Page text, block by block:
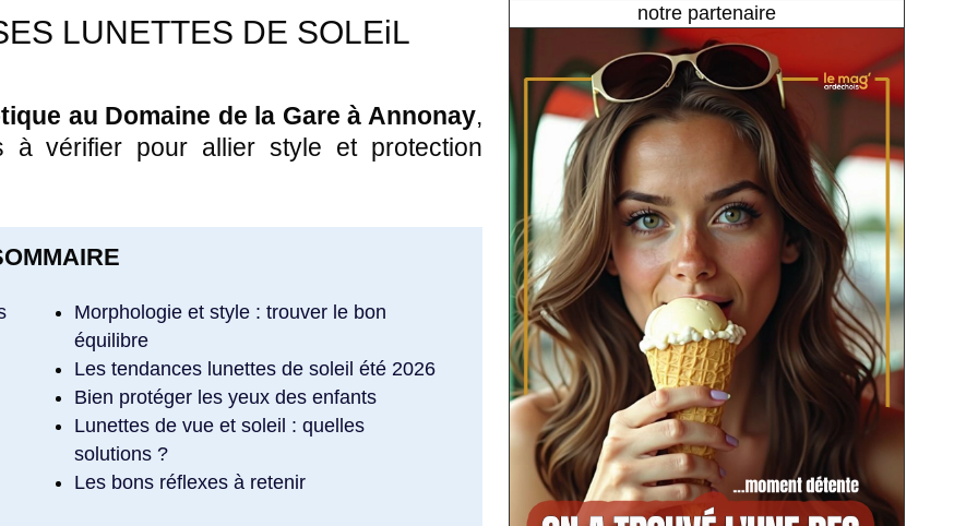
LUNETTES DE SOLEiL
au Domaine de la Gare à Annonay,
à vérifier pour allier style et protection
Morphologie et style : trouver le bon
équilibre
Les tendances lunettes de soleil été 2026
Bien protéger les yeux des enfants
Lunettes de vue et soleil : quelles
solutions ?
Les bons réflexes à retenir
notre partenaire